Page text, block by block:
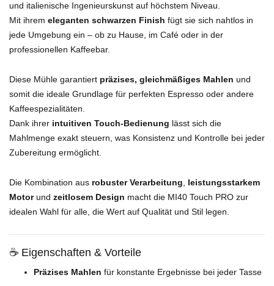
und italienische Ingenieurskunst auf höchstem Niveau.
Mit ihrem eleganten schwarzen Finish fügt sie sich nahtlos in
jede Umgebung ein – ob zu Hause, im Café oder in der
professionellen Kaffeebar.
Diese Mühle garantiert präzises, gleichmäßiges Mahlen und
somit die ideale Grundlage für perfekten Espresso oder andere
Kaffeespezialitäten.
Dank ihrer intuitiven Touch-Bedienung lässt sich die
Mahlmenge exakt steuern, was Konsistenz und Kontrolle bei jeder
Zubereitung ermöglicht.
Die Kombination aus robuster Verarbeitung
leistungsstarkem
Motorund zeitlosem Design macht die MI40 Touch PRO zur
idealen Wahl für alle, die Wert auf Qualität und Stil legen.
☕ Eigenschaften & Vorteile
Präzises Mahlen für konstante Ergebnisse bei jeder Tasse